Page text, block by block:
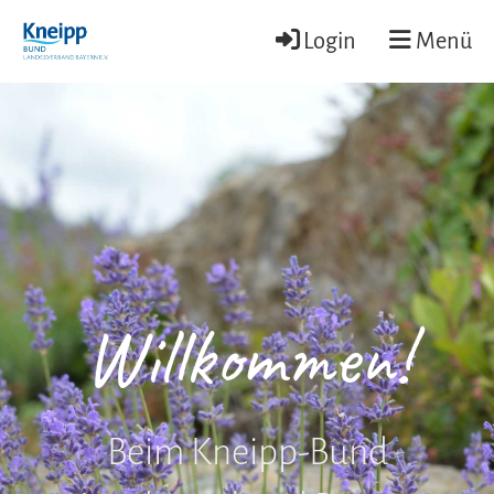
Login Menü
Willkommen!
Beim Kneipp-Bund